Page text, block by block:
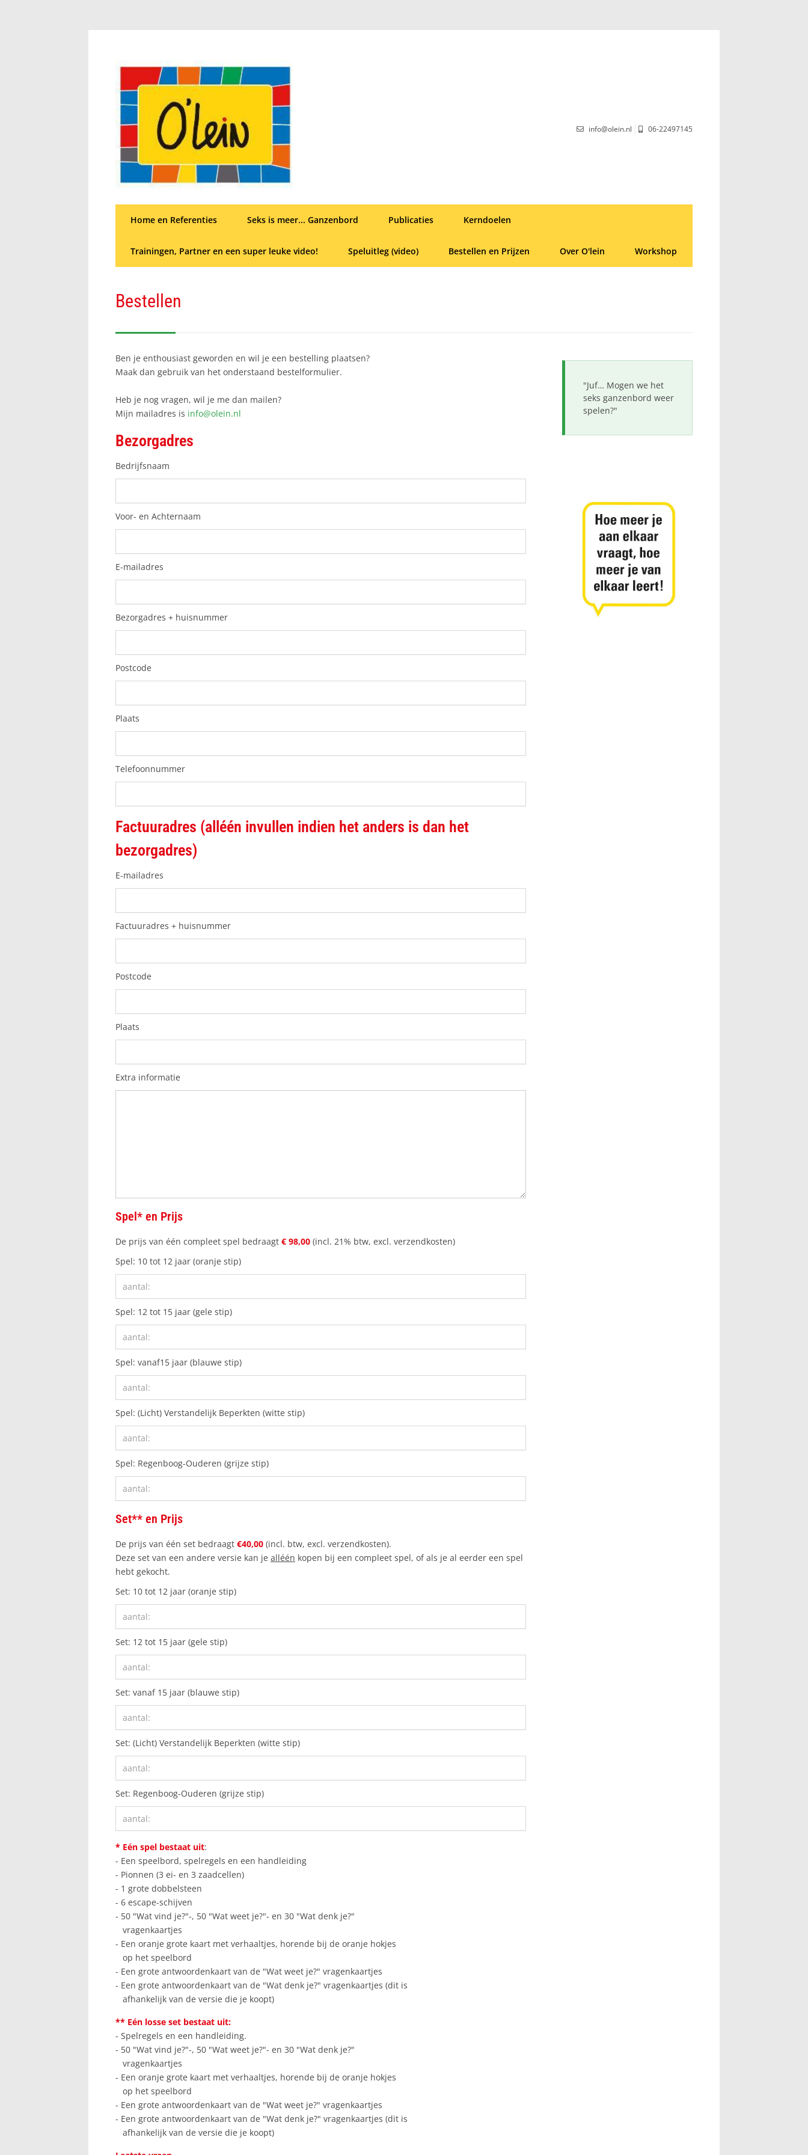
info@olein.nl 06-22497145
Home en Referenties Seks is meer... Ganzenbord Publicaties Kerndoelen
Trainingen, Partner en een super leuke video! Speluitleg (video) Bestellen en Prijzen Over O'lein Workshop
Bestellen
Ben je enthousiast geworden en wil je een bestelling plaatsen?
Maak dan gebruik van het onderstaand bestelformulier.
Heb je nog vragen, wil je me dan mailen?
Mijn mailadres is info@olein.nl
Bezorgadres
Bedrijfsnaam
Voor- en Achternaam
E-mailadres
Bezorgadres + huisnummer
Postcode
Plaats
Telefoonnummer
Factuuradres (alléén invullen indien het anders is dan het
bezorgadres)
E-mailadres
Factuuradres + huisnummer
Postcode
Plaats
Extra informatie
Spel* en Prijs
De prijs van één compleet spel bedraagt € 98,00 (incl. 21% btw, excl. verzendkosten)
Spel: 10 tot 12 jaar (oranje stip)
Spel: 12 tot 15 jaar (gele stip)
Spel: vanaf15 jaar (blauwe stip)
Spel: (Licht) Verstandelijk Beperkten (witte stip)
Spel: Regenboog-Ouderen (grijze stip)
Set** en Prijs
De prijs van één set bedraagt €40,00 (incl. btw, excl. verzendkosten).
Deze set van een andere versie kan je alléén kopen bij een compleet spel, of als je al eerder een spel
hebt gekocht.
Set: 10 tot 12 jaar (oranje stip)
Set: 12 tot 15 jaar (gele stip)
Set: vanaf 15 jaar (blauwe stip)
Set: (Licht) Verstandelijk Beperkten (witte stip)
Set: Regenboog-Ouderen (grijze stip)
* Eén spel bestaat uit:
- Een speelbord, spelregels en een handleiding
- Pionnen (3 ei- en 3 zaadcellen)
- 1 grote dobbelsteen
- 6 escape-schijven
- 50 "Wat vind je?"-, 50 "Wat weet je?"- en 30 "Wat denk je?"
vragenkaartjes
- Een oranje grote kaart met verhaaltjes, horende bij de oranje hokjes
op het speelbord
- Een grote antwoordenkaart van de "Wat weet je?" vragenkaartjes
- Een grote antwoordenkaart van de "Wat denk je?" vragenkaartjes (dit is
afhankelijk van de versie die je koopt)
** Eén losse set bestaat uit:
- Spelregels en een handleiding.
- 50 "Wat vind je?"-, 50 "Wat weet je?"- en 30 "Wat denk je?"
vragenkaartjes
- Een oranje grote kaart met verhaaltjes, horende bij de oranje hokjes
op het speelbord
- Een grote antwoordenkaart van de "Wat weet je?" vragenkaartjes
- Een grote antwoordenkaart van de "Wat denk je?" vragenkaartjes (dit is
afhankelijk van de versie die je koopt)
"Juf… Mogen we het
seks ganzenbord weer
spelen?"